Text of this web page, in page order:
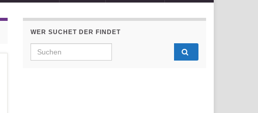
WER SUCHET DER FINDET
Search for: